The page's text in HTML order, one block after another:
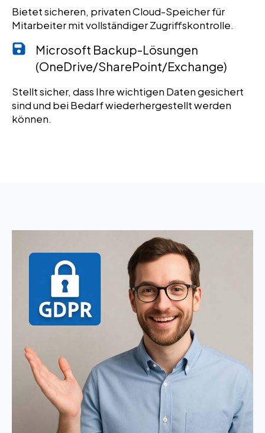
Bietet sicheren, privaten Cloud-Speicher für
Mitarbeiter mit vollständiger Zugriffskontrolle.
Microsoft Backup-Lösungen
(OneDrive/SharePoint/Exchange)
Stellt sicher, dass Ihre wichtigen Daten gesichert
sind und bei Bedarf wiederhergestellt werden
können.